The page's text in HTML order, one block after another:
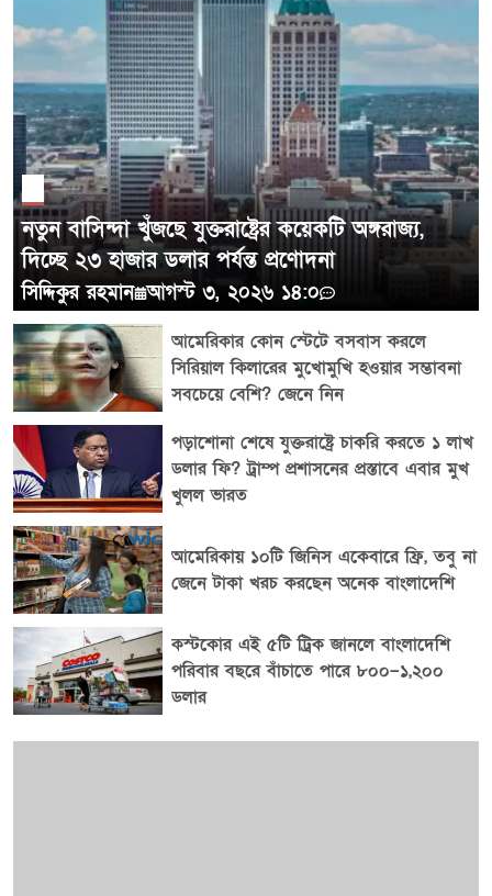
ভিডিও প্রকাশ ইরানের বর্তমান রাজনৈতিক পরিস্থিতি এবং
সর্বোচ্চ নেতার কার্যক্রম নিয়ে নতুন আলোচনা তৈরি করেছে।
তবে ভিডিওটির ধারণের সময়, স্থান ও প্রেক্ষাপট সম্পর্কে
আনুষ্ঠানিক তথ্য না থাকায় এ নিয়ে নিশ্চিত কোনো সিদ্ধান্তে
পৌঁছানো সম্ভব নয়। এ বিষয়ে ইরানের সরকার বা সংশ্লিষ্ট
কর্তৃপক্ষও এখন পর্যন্ত অতিরিক্ত কোনো আনুষ্ঠানিক বক্তব্য
দেয়নি। সূত্র: সিনহুয়া, মেহের নিউজ এজেন্সি
POST COMMENTS
নতুন বাসিন্দা খুঁজছে যুক্তরাষ্ট্রের কয়েকটি অঙ্গরাজ্য,
দিচ্ছে ২৩ হাজার ডলার পর্যন্ত প্রণোদনা
সিদ্দিকুর রহমান আগস্ট ৩, ২০২৬ ১৪:০
আমেরিকার কোন স্টেটে বসবাস করলে
সিরিয়াল কিলারের মুখোমুখি হওয়ার সম্ভাবনা
সবচেয়ে বেশি? জেনে নিন
পড়াশোনা শেষে যুক্তরাষ্ট্রে চাকরি করতে ১ লাখ
ডলার ফি? ট্রাম্প প্রশাসনের প্রস্তাবে এবার মুখ
খুলল ভারত
আমেরিকায় ১০টি জিনিস একেবারে ফ্রি, তবু না
জেনে টাকা খরচ করছেন অনেক বাংলাদেশি
কস্টকোর এই ৫টি ট্রিক জানলে বাংলাদেশি
পরিবার বছরে বাঁচাতে পারে ৮০০–১,২০০
ডলার